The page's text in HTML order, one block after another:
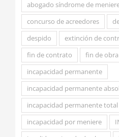
abogado síndrome de
concurso de acreedores
despido
extinción de
fin de contrato
fin de obra
incapacidad permanente
incapacidad permanente
incapacidad permanente total
incapacidad por meniere